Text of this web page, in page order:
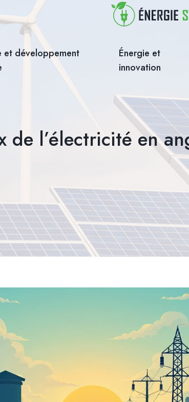
et développement
Énergie et
innovation
de l’électricité en